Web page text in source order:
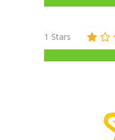
1 Stars